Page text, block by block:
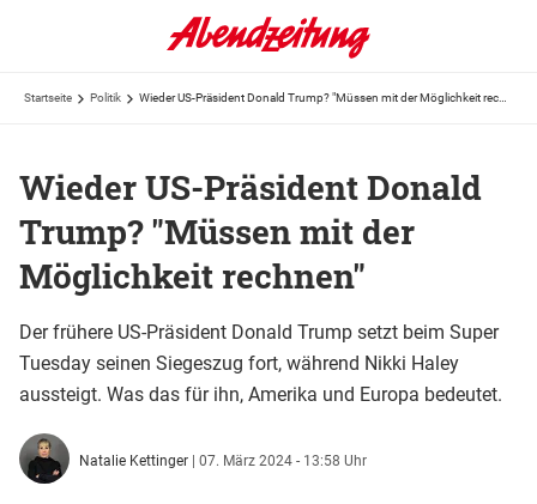
Startseite Politik
Wieder US-Präsident Donald
Trump? "Müssen mit der
Möglichkeit rechnen"
Der frühere US-Präsident Donald Trump setzt beim Super
Tuesday seinen Siegeszug fort, während Nikki Haley
aussteigt. Was das für ihn, Amerika und Europa bedeutet.
Natalie Kettinger | 07. März 2024 - 13:58 Uhr